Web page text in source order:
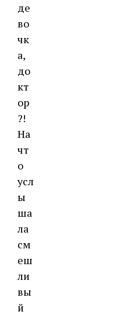
де
во
чк
а,
до
кт
ор
?!
На
чт
о
усл
ы
ша
ла
см
еш
ли
вы
й